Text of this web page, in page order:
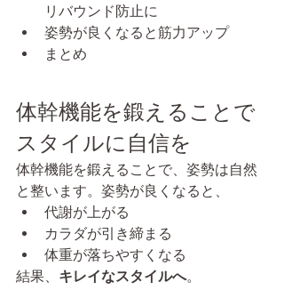
リバウンド防止に
姿勢が良くなると筋力アップ
まとめ
体幹機能を鍛えることで
スタイルに自信を
体幹機能を鍛えることで、姿勢は自然
と整います。姿勢が良くなると、
代謝が上がる
カラダが引き締まる
体重が落ちやすくなる
結果、 キレイなスタイルへ。